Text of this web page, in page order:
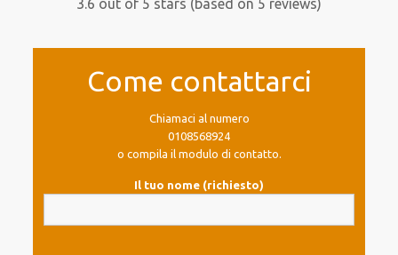
3.6 out of 5 stars (based on 5 reviews)
Come contattarci
Chiamaci al numero
0108568924
o compila il modulo di contatto.
Il tuo nome (richiesto)